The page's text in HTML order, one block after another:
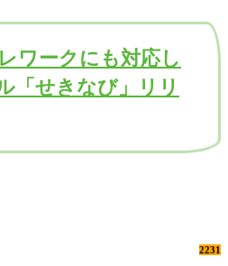
ワークにも対応し
「せきなび」リリ
2231